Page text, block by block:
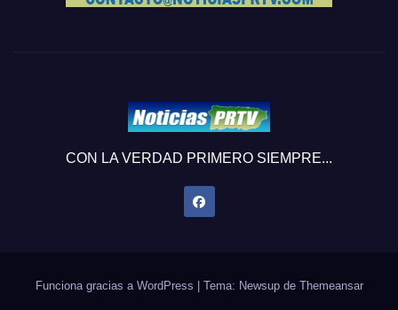
CON LA VERDAD PRIMERO SIEMPRE...
Funciona gracias a WordPress Tema: Newsup de Themeansar